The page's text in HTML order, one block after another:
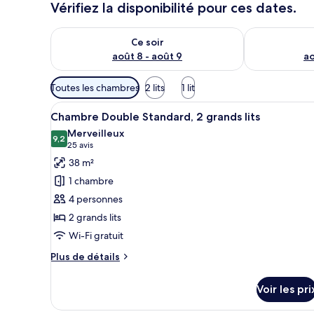
x
é
e
u
r
Vérifiez la disponibilité pour ces dates.
Ce soir
août 8 - août 9
Vérifier la disponibilité pour ce soir août 8 - août 9
Vérifier la
Filtres
disponibles
pour
les
chambres
Toutes les chambres 2 lits 1 lit
Afficher
toutes
les
photos
pour
ce
type
de
chambre :
Chambre
2
Une chambre d’hôtel avec
6
Chambre Double Standard, 2 grands lits
9,29,2 sur 10
Merveilleux
25 avis
(25 avis)
38 m²
1 chambre
4 personnes
2 grands lits
Wi-Fi gratuit
Plus de détails
Plus
le
Voir les